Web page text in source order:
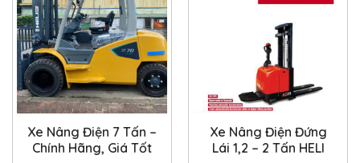
Xe Nâng Điện 7 Tấn –
Chính Hãng, Giá Tốt
Xe Nâng Điện Đứng
Lái 1,2 – 2 Tấn HELI